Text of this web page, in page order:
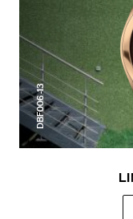
DBF006-13